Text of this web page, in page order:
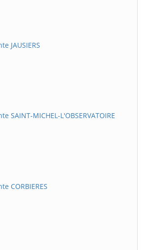
JAUSIERS
SAINT-MICHEL-L'OBSERVATOIRE
CORBIERES